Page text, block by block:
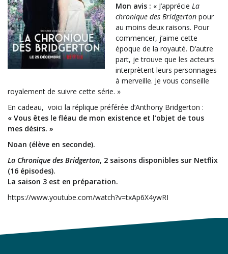
Mon avis : « J’apprécie La
chronique des Bridgerton pour
au moins deux raisons. Pour
commencer, j’aime cette
époque de la royauté. D’autre
part, je trouve que les acteurs
interprètent leurs personnages
à merveille. Je vous conseille
royalement de suivre cette série. »
En cadeau, voici la réplique préférée d’Anthony Bridgerton :
« Vous êtes le fléau de mon existence et l’objet de tous
mes désirs. »
Noan (élève en seconde).
La Chronique des Bridgerton, 2 saisons disponibles sur Netflix
(16 épisodes).
La saison 3 est en préparation.
https://www.youtube.com/watch?v=txAp6X4ywRI